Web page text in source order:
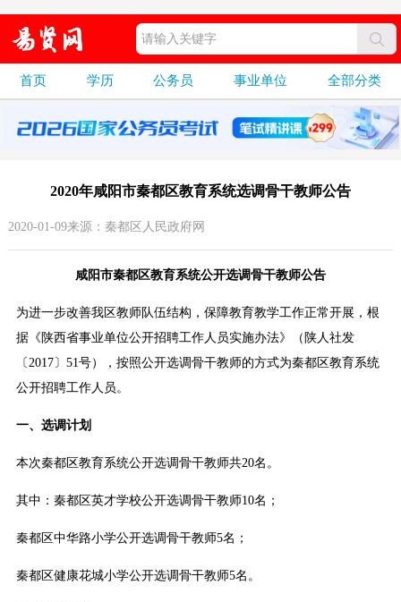
首页 学历 公务员 事业单位 全部分类
2020年咸阳市秦都区教育系统选调骨干教师公告
2020-01-09来源：秦都区人民政府网
咸阳市秦都区教育系统公开选调骨干教师公告
为进一步改善我区教师队伍结构，保障教育教学工作正常开展，根
据《陕西省事业单位公开招聘工作人员实施办法》（陕人社发
〔2017〕51号），按照公开选调骨干教师的方式为秦都区教育系统
公开招聘工作人员。
一、选调计划
本次秦都区教育系统公开选调骨干教师共20名。
其中：秦都区英才学校公开选调骨干教师10名；
秦都区中华路小学公开选调骨干教师5名；
秦都区健康花城小学公开选调骨干教师5名。